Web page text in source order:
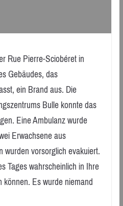
Rue Pierre-Sciobéret in
Gebäudes, das
ein Brand aus. Die
Bulle konnte das
Eine Ambulanz wurde
Erwachsene aus
vorsorglich evakuiert.
Tages wahrscheinlich in Ihre
Es wurde niemand